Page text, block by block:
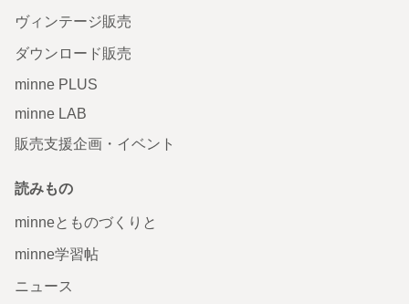
ヴィンテージ販売
ダウンロード販売
minne PLUS
minne LAB
販売支援企画・イベント
読みもの
minneとものづくりと
minne学習帖
ニュース